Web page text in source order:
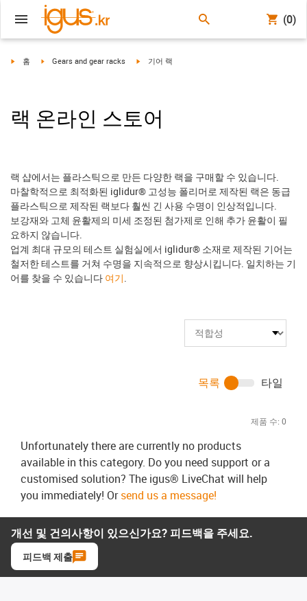
(0)
igus-icon-arrow-right
홈 igus-icon-arrow-right
Gears and gear racks igus-icon-arrow-right
기어 랙
랙 온라인 스토어
랙 샵에서는 플라스틱으로 만든 다양한 랙을 구매할 수 있습니다.
마찰학적으로 최적화된 iglidur® 고성능 폴리머로 제작된 랙은 동급
플라스틱으로 제작된 랙보다 훨씬 긴 사용 수명이 인상적입니다.
보강재와 고체 윤활제의 미세 조정된 첨가제로 인해 추가 윤활이 필
요하지 않습니다.
업계 최대 규모의 테스트 실험실에서 iglidur® 소재로 제작된 기어는
철저한 테스트를 거쳐 수명을 지속적으로 향상시킵니다. 일치하는 기
어를 찾을 수 있습니다 여기
제품 수: 0
목록 타일
Unfortunately there are currently no products
available in this category. Do you need support or a
customised solution? The igus® LiveChat will help
you immediately! Orsend us a message!
개선 및 건의사항이 있으신가요? 피드백을 주세요.
피드백 제출